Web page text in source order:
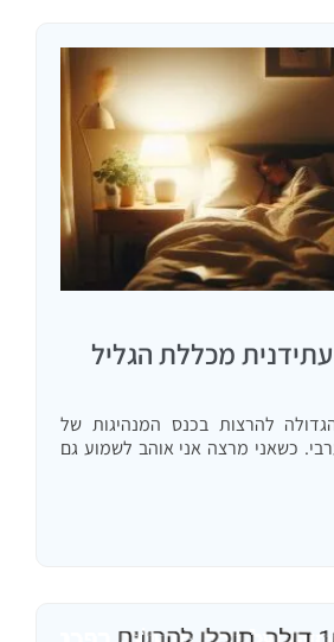
מכללת הגליל
להרצות בכנס המנהיגות של
כשאני מרצה אני אוהב לשמוע גם
מאותגרים): אני מאד אוהב לדבר